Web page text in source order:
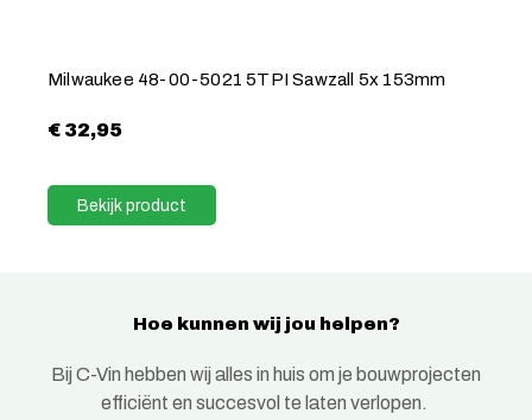
Milwaukee 48-00-5021 5TPI Sawzall 5x 153mm
€32,95
Bekijk product
Hoe kunnen wij jou helpen?
Bij C-Vin hebben wij alles in huis om je bouwprojecten
efficiënt en succesvol te laten verlopen.